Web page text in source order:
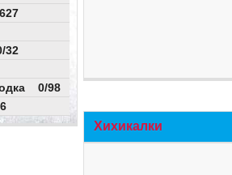
32
0/98
Хихикалки